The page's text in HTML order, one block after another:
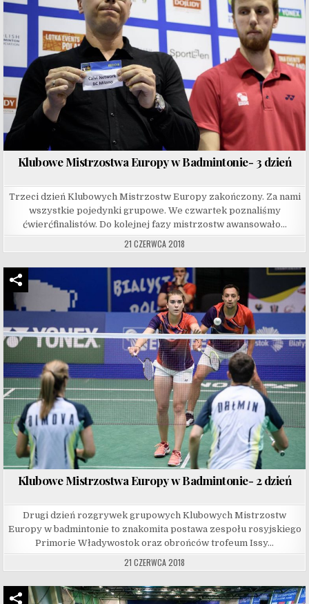
Klubowe Mistrzostwa Europy w Badmintonie- 3 dzień
Trzeci dzień Klubowych Mistrzostw Europy zakończony. Za nami
wszystkie pojedynki grupowe. We czwartek poznaliśmy
ćwierćfinalistów. Do kolejnej fazy mistrzostw awansowało…
21 CZERWCA 2018
Klubowe Mistrzostwa Europy w Badmintonie- 2 dzień
Drugi dzień rozgrywek grupowych Klubowych Mistrzostw
Europy w badmintonie to znakomita postawa zespołu rosyjskiego
Primorie Władywostok oraz obrońców trofeum Issy…
21 CZERWCA 2018